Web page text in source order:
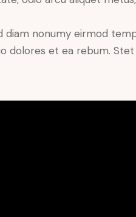
nonumy eirmod
dolores et ea rebum.